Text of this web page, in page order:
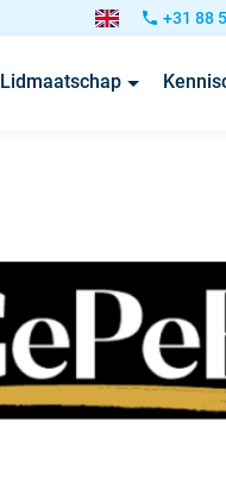
+31 88
Lidmaatschap